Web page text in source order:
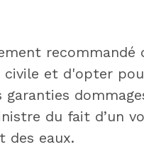
recommandé
et d'opter
du fait d’un
des eaux.